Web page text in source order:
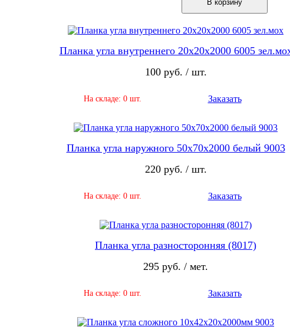
В корзину
Планка угла внутреннего 20х20х2000 6005
100 руб. / шт.
На складе: 0 шт. Заказать
Планка угла наружного 50х70х2000 белый 9003
220 руб. / шт.
На складе: 0 шт. Заказать
Планка угла разносторонняя (8017)
295 руб. / мет.
На складе: 0 шт. Заказать